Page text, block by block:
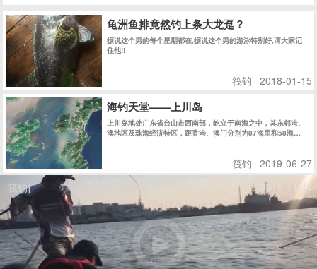
龟洲鱼排竟然钓上条大龙趸？
据说这个男的每个星期都在,据说这个男的游泳特别好,请大家记
住他!!
筏钓 2018-01-15
海钓天堂——上川岛
上川岛地处广东省台山市西南部，屹立于南海之中，其东邻港、
澳地区及珠海经济特区，距香港、澳门分别为87海里和58海
筏钓 2019-06-27
[筏钓]
2019-11-14